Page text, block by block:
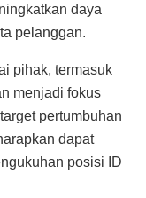
daya
pelanggan.
pihak, termasuk
menjadi fokus
pertumbuhan
dapat
posisi ID